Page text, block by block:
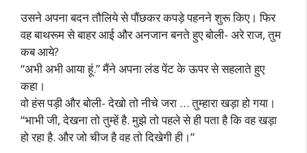
उसने अपना बदन तौलिये से पौंछकर कपड़े पहनने शुरू किए। फिर
वह बाथरूम से बाहर आई और अनजान बनते हुए बोली- अरे राज, तुम
कब आये?
“अभी अभी आया हूं.” मैंने अपना लंड पेंट के ऊपर से सहलाते हुए
कहा।
वो हंस पड़ी और बोली- देखो तो नीचे जरा … तुम्हारा खड़ा हो गया।
“भाभी जी, देखना तो तुम्हें है. मुझे तो पहले से ही पता है कि वह खड़ा
हो रहा है. और जो चीज है वह तो दिखेगी ही।”